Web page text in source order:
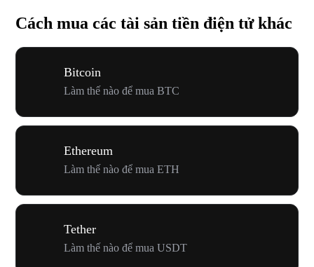
Cách mua các tài sản tiền điện tử khác
Bitcoin
Làm thế nào để mua BTC
Ethereum
Làm thế nào để mua ETH
Tether
Làm thế nào để mua USDT